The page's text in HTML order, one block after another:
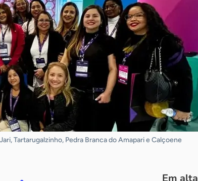
Tartarugalzinho, Pedra Branca do Amapari e Calçoene
Em alta